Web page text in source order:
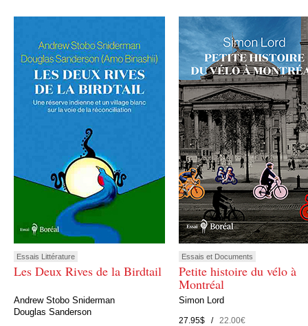
Essais Littérature
Les Deux Rives de la Birdtail
Andrew Stobo Sniderman
Douglas Sanderson
Essais et Documents
Petite histoire du vélo à
Montréal
Simon Lord
27.95$ /22.00€